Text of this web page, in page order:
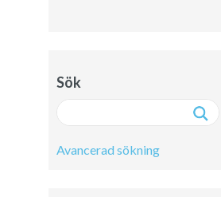
Sök
Avancerad sökning